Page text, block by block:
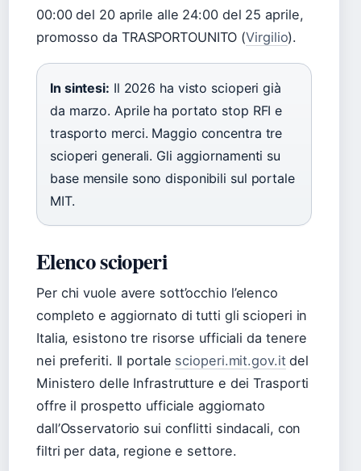
00:00 del 20 aprile alle 24:00 del 25 aprile,
promosso da TRASPORTOUNITO (Virgilio).
In sintesi: Il 2026 ha visto scioperi già
da marzo. Aprile ha portato stop RFI e
trasporto merci. Maggio concentra tre
scioperi generali. Gli aggiornamenti su
base mensile sono disponibili sul portale
MIT.
Elenco scioperi
Per chi vuole avere sott’occhio l’elenco
completo e aggiornato di tutti gli scioperi in
Italia, esistono tre risorse ufficiali da tenere
nei preferiti. Il portale scioperi.mit.gov.itdel
Ministero delle Infrastrutture e dei Trasporti
offre il prospetto ufficiale aggiornato
dall’Osservatorio sui conflitti sindacali, con
filtri per data, regione e settore.